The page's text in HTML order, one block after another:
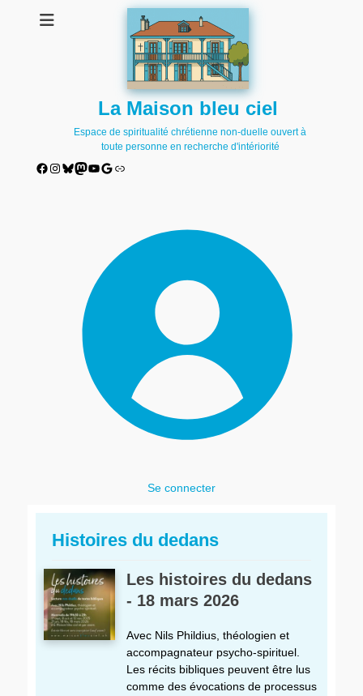
La Maison bleu ciel
Espace de spiritualité chrétienne non-duelle ouvert à
toute personne en recherche d'intériorité
Facebook
Instagram
Bluesky
Mastodon
YouTube
Google
Lien
Se connecter
Histoires du dedans
Les histoires du dedans
- 18 mars 2026
Avec Nils Phildius, théologien et
accompagnateur psycho-spirituel.
Les récits bibliques peuvent être lus
comme des évocations de processus